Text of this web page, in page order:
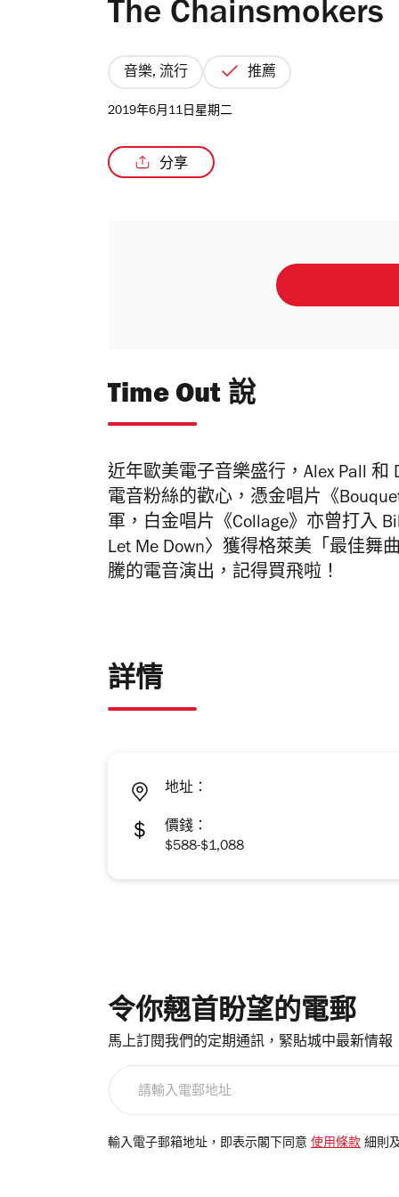
The Chainsmokers
音樂, 流行 推薦
2019年6月11日星期二
分享
Time Out 說
近年歐美電子音樂盛行，Alex Pall 和
電音粉絲的歡心，憑金唱片《
軍，白金唱片《Collage》亦曾打入
Let Me Down〉獲得格萊美「最佳舞
騰的電音演出，記得買飛啦！
詳情
地址：
價錢：
$588-$1,088
令你翹首盼望的電郵
馬上訂閱我們的定期通訊，緊貼城中最新情報
電
輸入電子郵箱地址，即表示閣下同意 使用條款 細則